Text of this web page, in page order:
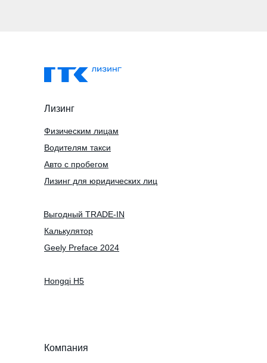
Компания
Лизинг
Водителям такси
Физическим лицам
Авто с пробегом
Лизинг для юридических лиц
Калькулятор
Hongqi H5
Выгодный TRADE-IN
Geely Preface 2024